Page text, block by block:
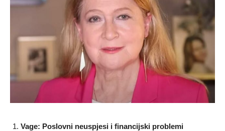
Vage: Poslovni neuspjesi i financijski problemi